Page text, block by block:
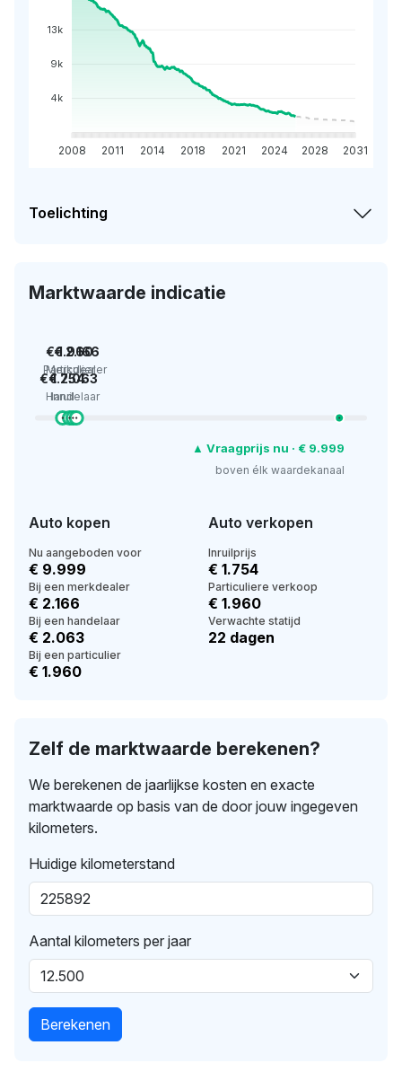
13k
9k
4k
2008 2011 2014 2018 2021 2024 2028 2031
Toelichting
Marktwaarde indicatie
€ 1.754
Inruil
€ 1.960
Particulier
€ 2.063
Handelaar
€ 2.166
Merkdealer
▲ Vraagprijs nu · € 9.999
boven élk waardekanaal
Auto kopen
Nu aangeboden voor
€ 9.999
Bij een merkdealer
€ 2.166
Bij een handelaar
€ 2.063
Bij een particulier
€ 1.960
Auto verkopen
Inruilprijs
€ 1.754
Particuliere verkoop
€ 1.960
Verwachte statijd
22 dagen
Zelf de marktwaarde berekenen?
We berekenen de jaarlijkse kosten en exacte
marktwaarde op basis van de door jouw ingegeven
kilometers.
Huidige kilometerstand
Aantal kilometers per jaar
Berekenen